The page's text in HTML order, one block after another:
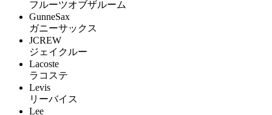
フルーツオブザルーム
GunneSax
ガニーサックス
JCREW
ジェイクルー
Lacoste
ラコステ
Levis
リーバイス
Lee